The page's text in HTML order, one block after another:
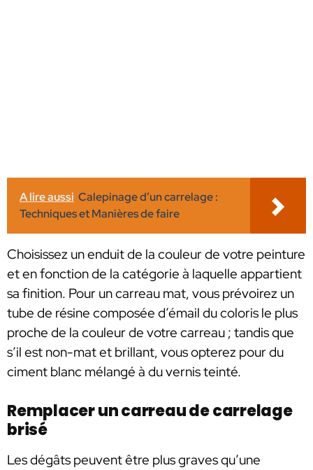
A lire aussi Calepinage d’un carrelage :
Techniques et Manières de faire
Choisissez un enduit de la couleur de votre peinture
et en fonction de la catégorie à laquelle appartient
sa finition. Pour un carreau mat, vous prévoirez un
tube de résine composée d’émail du coloris le plus
proche de la couleur de votre carreau ; tandis que
s’il est non-mat et brillant, vous opterez pour du
ciment blanc mélangé à du vernis teinté.
Remplacer un carreau de carrelage
brisé
Les dégâts peuvent être plus graves qu’une